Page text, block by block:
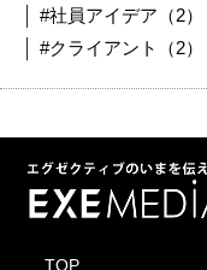
#社員アイデア（2）
#クライアント（2）
TOP